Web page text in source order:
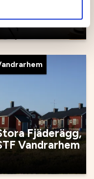
Fjäderägg,
Vandrarhem